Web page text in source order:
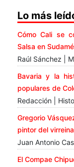
Lo más
Cómo Cali se
Salsa en
Raúl Sánchez |
Bavaria y la
populares de
Redacción |
Gregorio
pintor del
Juan Antonio
El Compae